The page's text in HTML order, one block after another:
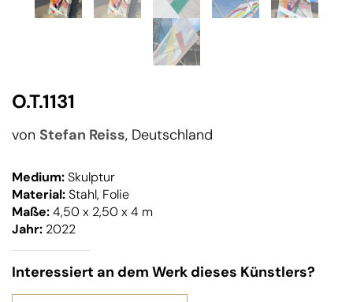
O.T.1131
von Stefan Reiss, Deutschland
Medium:Skulptur
Material:Stahl, Folie
Maße:4,50 x 2,50 x 4 m
Jahr: 2022
Interessiert an dem Werk dieses Künstlers?